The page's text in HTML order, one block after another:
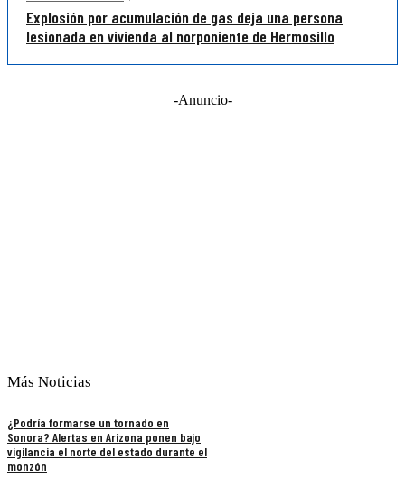
Explosión por acumulación de gas deja una persona
lesionada en vivienda al norponiente de Hermosillo
-Anuncio-
Más Noticias
¿Podría formarse un tornado en
Sonora? Alertas en Arizona ponen bajo
vigilancia el norte del estado durante el
monzón